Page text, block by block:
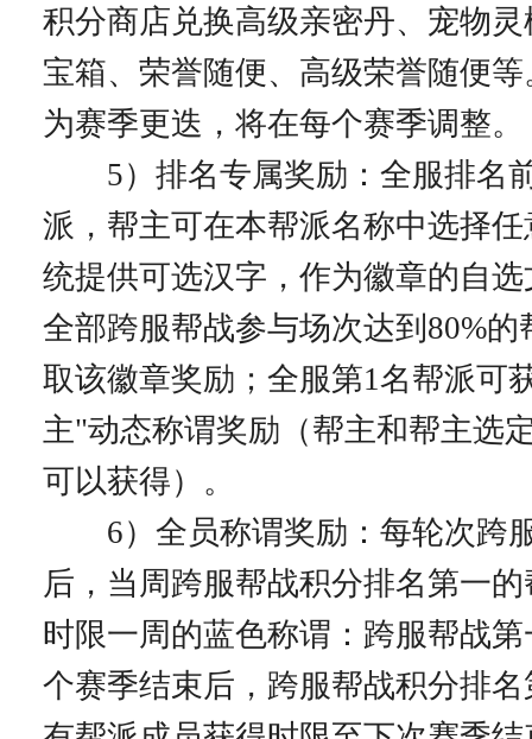
积分商店兑换高级亲密丹、宠物
宝箱、荣誉随便、高级荣誉随便
为赛季更迭，将在每个赛季调整。
5）排名专属奖励：全服排名
派，帮主可在本帮派名称中选择
统提供可选汉字，作为徽章的自
全部跨服帮战参与场次达到80%的
取该徽章奖励；全服第1名帮派可
主"动态称谓奖励（帮主和帮主选
可以获得）。
6）全员称谓奖励：每轮次跨
后，当周跨服帮战积分排名第一
时限一周的蓝色称谓：跨服帮战
个赛季结束后，跨服帮战积分排